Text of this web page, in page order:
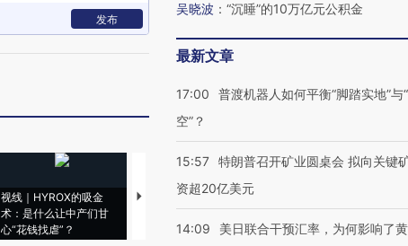
发布
视线｜HYROX的吸金
术：是什么让中产们甘
心“花钱找虐”？
马航飞行员跨国走私7万
粒摇头丸 尿检体内含3种
度Z世代 用街头抗争将教
育部长拱下台
吴晓波 ： “沉睡”的10万亿元公积金
最新文章
17:00
普渡机器人如何平衡“脚踏实地”与
空”？
15:57 特朗普召开矿业圆桌会 拟向关键
资超20亿美元
14:09 美日联合干预汇率，为何影响了